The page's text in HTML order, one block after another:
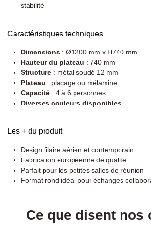
stabilité
Caractéristiques techniques
Dimensions : Ø1200 mm x H740 mm
Hauteur du plateau : 740 mm
Structure : métal soudé 12 mm
Plateau : placage ou mélamine
Capacité : 4 à 6 personnes
Diverses couleurs disponibles
Les + du produit
Design filaire aérien et contemporain
Fabrication européenne de qualité
Parfait pour les petites salles de réunion
Format rond idéal pour échanges
Ce que disent nos